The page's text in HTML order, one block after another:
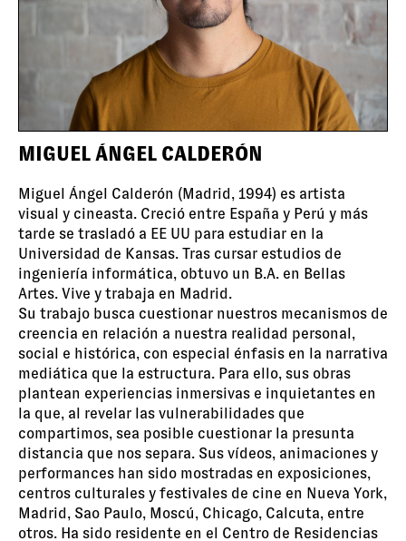
MIGUEL ÁNGEL CALDERÓN
Miguel Ángel Calderón (Madrid, 1994) es artista
visual y cineasta. Creció entre España y Perú y más
tarde se trasladó a EE UU para estudiar en la
Universidad de Kansas. Tras cursar estudios de
ingeniería informática, obtuvo un B.A. en Bellas
Artes. Vive y trabaja en Madrid.
Su trabajo busca cuestionar nuestros mecanismos de
creencia en relación a nuestra realidad personal,
social e histórica, con especial énfasis en la narrativa
mediática que la estructura. Para ello, sus obras
plantean experiencias inmersivas e inquietantes en
la que, al revelar las vulnerabilidades que
compartimos, sea posible cuestionar la presunta
distancia que nos separa. Sus vídeos, animaciones y
performances han sido mostradas en exposiciones,
centros culturales y festivales de cine en Nueva York,
Madrid, Sao Paulo, Moscú, Chicago, Calcuta, entre
otros. Ha sido residente en el Centro de Residencias